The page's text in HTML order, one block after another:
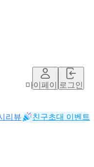
마이페이지로그인
리뷰 친구초대 이벤트